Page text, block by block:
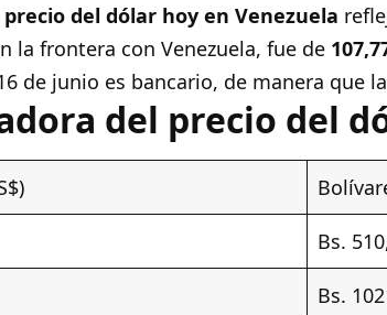
precio del dólar hoy en Venezuela
la frontera con Venezuela, fue de
de junio es bancario, de manera que
del precio del
Bs.
Bs.